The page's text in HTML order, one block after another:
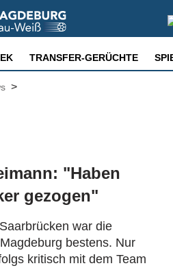
TRANSFER-GERÜCHTE
>
"Haben
gezogen"
war die
bestens. Nur
kritisch mit dem Team